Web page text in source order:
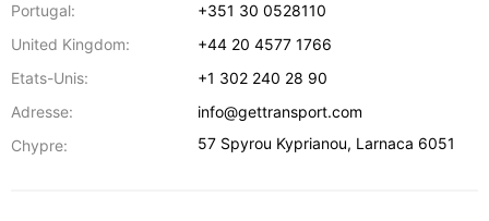
Portugal:
+351 30 0528110
United Kingdom:
+44 20 4577 1766
Etats-Unis:
+1 302 240 28 90
Adresse:
info@gettransport.com
Chypre:
57 Spyrou Kyprianou, Larnaca 6051